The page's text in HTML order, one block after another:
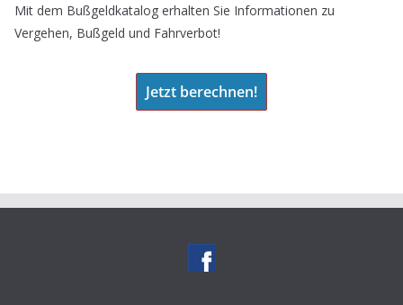
Mit dem Bußgeldkatalog erhalten Sie Informationen zu
Vergehen, Bußgeld und Fahrverbot!
Jetzt berechnen!